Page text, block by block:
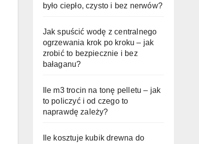
było ciepło, czysto i bez nerwów?
Jak spuścić wodę z centralnego
ogrzewania krok po kroku – jak
zrobić to bezpiecznie i bez
bałaganu?
Ile m3 trocin na tonę pelletu – jak
to policzyć i od czego to
naprawdę zależy?
Ile kosztuje kubik drewna do